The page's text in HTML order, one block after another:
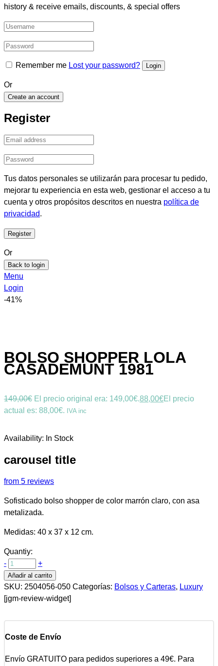
history & receive emails, discounts, & special offers
Remember me Lost your password?
Or
Create an account
Register
Tus datos personales se utilizarán para procesar tu pedido,
mejorar tu experiencia en esta web, gestionar el acceso a tu
cuenta y otros propósitos descritos en nuestra política de
privacidad.
Or
Back to login
Menu
Login
-41%
BOLSO SHOPPER LOLA
CASADEMUNT 1981
149,00€ El precio original era: 149,00€.88,00€El precio
actual es: 88,00€. IVA inc
Availability: In Stock
carousel title
from 5 reviews
Sofisticado bolso shopper de color marrón claro, con asa
metalizada.
Medidas: 40 x 37 x 12 cm.
Quantiy:
-
+
Añadir al carrito
SKU: 2504056-050 Categorías: Bolsos y Carteras, Luxury
[jgm-review-widget]
Coste de Envío
Envío GRATUITO para pedidos superiores a 49€. Para